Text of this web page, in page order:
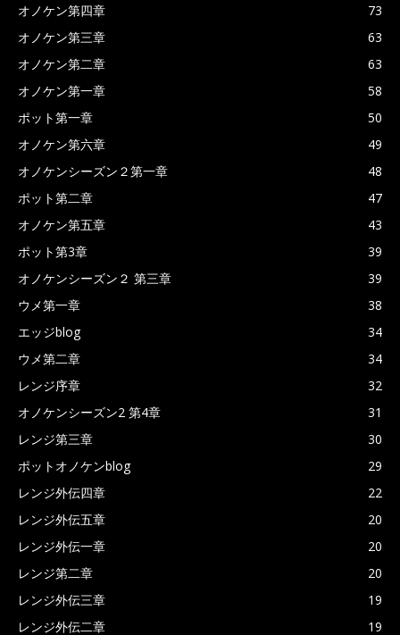
オノケン第四章
73
オノケン第三章
63
オノケン第二章
63
オノケン第一章
58
ポット第一章
50
オノケン第六章
49
オノケンシーズン２第一章
48
ポット第二章
47
オノケン第五章
43
ポット第3章
39
オノケンシーズン２ 第三章
39
ウメ第一章
38
エッジblog
34
ウメ第二章
34
レンジ序章
32
オノケンシーズン2 第4章
31
レンジ第三章
30
ポットオノケンblog
29
レンジ外伝四章
22
レンジ外伝五章
20
レンジ外伝一章
20
レンジ第二章
20
レンジ外伝三章
19
レンジ外伝二章
19